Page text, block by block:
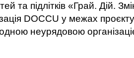
та підлітків «Грай. Дій.
DOCCU у межах
неурядовою